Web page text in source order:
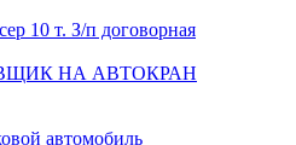
10 т. З/п договорная
НА АВТОКРАН
автомобиль